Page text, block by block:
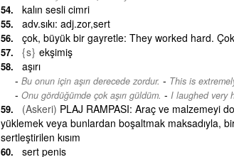
kalın sesli cimri
adv.sıkı: adj.zor,sert
çok, büyük bir gayretle: They worked hard.
{s} ekşimiş
aşırı
Bu onun için aşırı derecede zordur. - This is
Onu gördüğümde çok aşırı güldüm. - I laughed very
(Askeri) PLAJ RAMPASI: Araç ve malzemeyi
yüklemek veya bunlardan boşaltmak maksadıyla,
sertleştirilen kısım
sert penis